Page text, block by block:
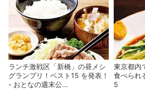
ランチ激戦区「新橋」の昼メシ
グランプリ！ベスト15 を発表！
- おとなの週末公...
東京都内
食べられ
5